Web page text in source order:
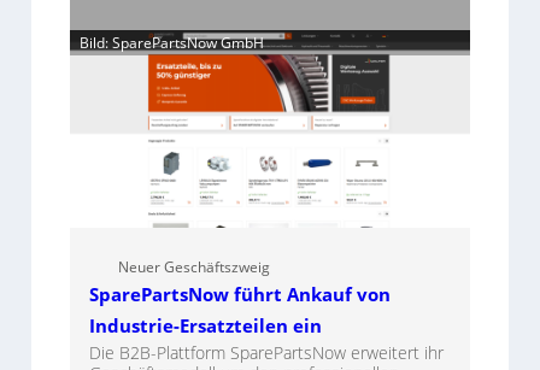
Bild: SparePartsNow GmbH
Neuer Geschäftszweig
SparePartsNow führt Ankauf von
Industrie-Ersatzteilen ein
Die B2B-Plattform SparePartsNow erweitert ihr